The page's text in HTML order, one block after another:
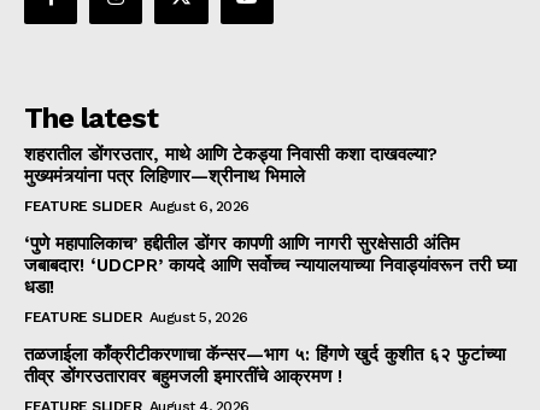
The latest
शहरातील डोंगरउतार, माथे आणि टेकड्या निवासी कशा दाखवल्या?
मुख्यमंत्र्यांना पत्र लिहिणार—श्रीनाथ भिमाले
FEATURE SLIDER August 6, 2026
‘पुणे महापालिकाच’ हद्दीतील डोंगर कापणी आणि नागरी सुरक्षेसाठी अंतिम
जबाबदार! ‘UDCPR’ कायदे आणि सर्वोच्च न्यायालयाच्या निवाड्यांवरून तरी घ्या
धडा!
FEATURE SLIDER August 5, 2026
तळजाईला काँक्रीटीकरणाचा कॅन्सर—भाग ५: हिंगणे खुर्द कुशीत ६२ फुटांच्या
तीव्र डोंगरउतारावर बहुमजली इमारतींचे आक्रमण !
FEATURE SLIDER August 4, 2026